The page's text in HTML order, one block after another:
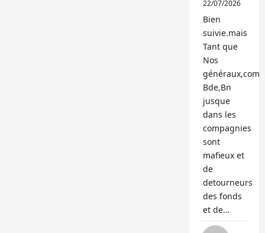
22/07/2026
Bien
suivie.mais
Tant que
Nos
généraux,com
Bde,Bn
jusque
dans les
compagnies
sont
mafieux et
de
detourneurs
des fonds
et de…